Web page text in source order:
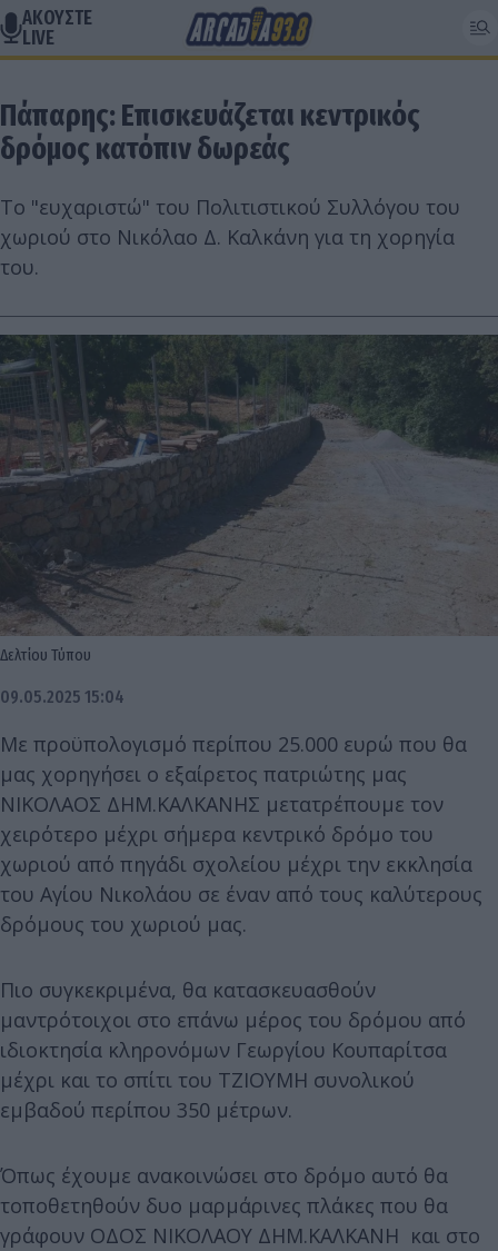
ΑΚΟΥΣΤΕ
LIVE
Πάπαρης: Επισκευάζεται κεντρικός
δρόμος κατόπιν δωρεάς
Το "ευχαριστώ" του Πολιτιστικού Συλλόγου του
χωριού στο Νικόλαο Δ. Καλκάνη για τη χορηγία
του.
Δελτίου Τύπου
09.05.2025 15:04
Με προϋπολογισμό περίπου 25.000 ευρώ που θα
μας χορηγήσει ο εξαίρετος πατριώτης μας
ΝΙΚΟΛΑΟΣ ΔΗΜ.ΚΑΛΚΑΝΗΣ μετατρέπουμε τον
χειρότερο μέχρι σήμερα κεντρικό δρόμο του
χωριού από πηγάδι σχολείου μέχρι την εκκλησία
του Αγίου Νικολάου σε έναν από τους καλύτερους
δρόμους του χωριού μας.
Πιο συγκεκριμένα, θα κατασκευασθούν
μαντρότοιχοι στο επάνω μέρος του δρόμου από
ιδιοκτησία κληρονόμων Γεωργίου Κουπαρίτσα
μέχρι και το σπίτι του ΤΖΙΟΥΜΗ συνολικού
εμβαδού περίπου 350 μέτρων.
Όπως έχουμε ανακοινώσει στο δρόμο αυτό θα
τοποθετηθούν δυο μαρμάρινες πλάκες που θα
γράφουν ΟΔΟΣ ΝΙΚΟΛΑΟΥ ΔΗΜ.ΚΑΛΚΑΝΗ και στο